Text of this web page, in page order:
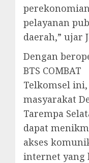
pelayanan
daerah,” ujar
Dengan
BTS COMBAT
Telkomsel ini,
masyarakat
Tarempa
dapat
akses
internet yang